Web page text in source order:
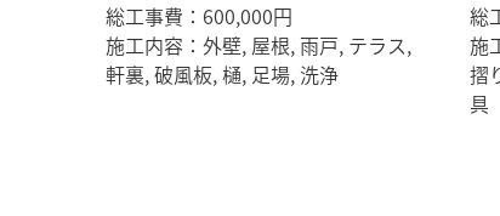
総工事費：600,000円
施工内容：外壁, 屋根, 雨戸, テラス,
軒裏, 破風板, 樋, 足場, 洗浄
総
施
摺
具